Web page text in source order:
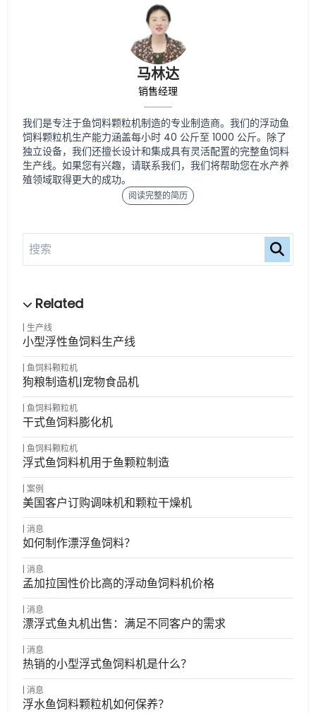
马林达
销售经理
我们是专注于鱼饲料颗粒机制造的专业制造商。我们的浮动鱼
饲料颗粒机生产能力涵盖每小时 40 公斤至 1000 公斤。除了
独立设备，我们还擅长设计和集成具有灵活配置的完整鱼饲料
生产线。如果您有兴趣，请联系我们，我们将帮助您在水产养
殖领域取得更大的成功。
阅读完整的简历
生产线
小型浮性鱼饲料生产线
鱼饲料颗粒机
狗粮制造机|宠物食品机
鱼饲料颗粒机
干式鱼饲料膨化机
鱼饲料颗粒机
浮式鱼饲料机用于鱼颗粒制造
案例
美国客户订购调味机和颗粒干燥机
消息
如何制作漂浮鱼饲料？
消息
孟加拉国性价比高的浮动鱼饲料机价格
消息
漂浮式鱼丸机出售：满足不同客户的需求
消息
热销的小型浮式鱼饲料机是什么？
消息
浮水鱼饲料颗粒机如何保养？